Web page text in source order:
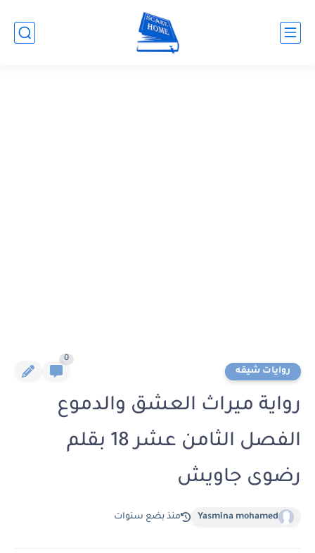
روايات شيقه
0
رواية ميراث العشق والدموع
الفصل الثامن عشر 18 بقلم
رضوى جاويش
Yasmina mohamed منذ بضع سنوات